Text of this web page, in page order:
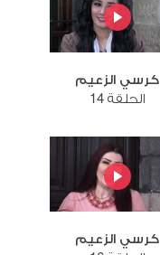
كرسي الزعيم
الحلقة 14
كرسي الزعيم